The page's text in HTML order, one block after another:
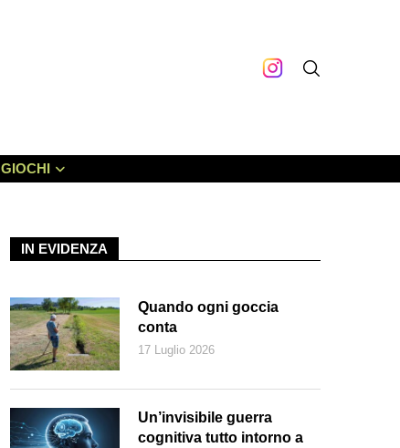
GIOCHI
IN EVIDENZA
Quando ogni goccia
conta
17 Luglio 2026
Un’invisibile guerra
cognitiva tutto intorno a